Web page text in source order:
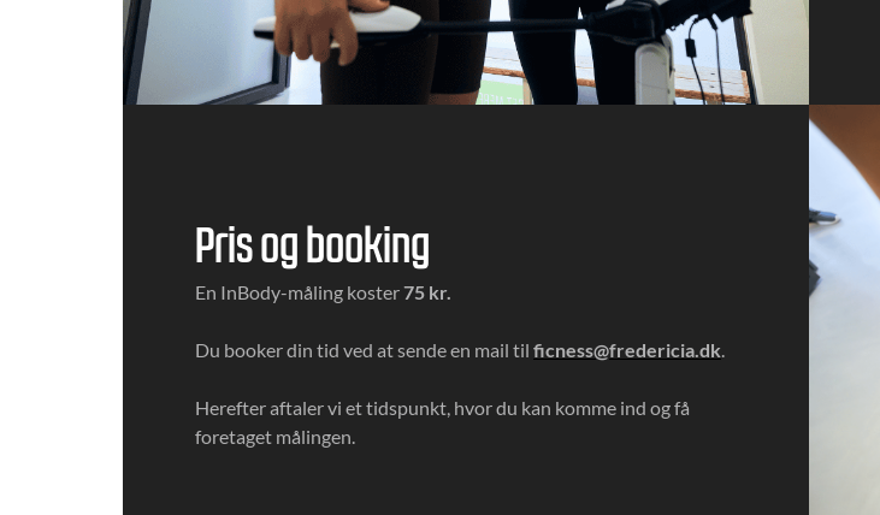
Pris og booking
En InBody-måling koster75 kr.
Du booker din tid ved at sende en mail til ficness@fredericia.dk.
Herefter aftaler vi et tidspunkt, hvor du kan komme ind og få
foretaget målingen.